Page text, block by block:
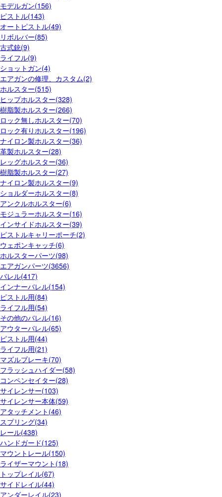
モデルガン(156)
ピストル(143)
オートピストル(49)
リボルバー(85)
古式銃(9)
ライフル(9)
ショットガン(4)
エアガンの修理、カスタム(2)
ホルスター(515)
ヒップホルスター(328)
樹脂製ホルスター(266)
ロック無しホルスター(70)
ロック有りホルスター(196)
ナイロン製ホルスター(36)
革製ホルスター(28)
レッグホルスター(36)
樹脂製ホルスター(27)
ナイロン製ホルスター(9)
ショルダーホルスター(8)
アンクルホルスター(6)
モジュラーホルスター(16)
インサイドホルスター(39)
ピストルキャリーポーチ(2)
ウェポンキャッチ(6)
ホルスターパーツ(98)
エアガンパーツ(3656)
バレル(417)
インナーバレル(154)
ピストル用(84)
ライフル用(54)
その他のバレル(16)
アウターバレル(65)
ピストル用(44)
ライフル用(21)
マズルブレーキ(70)
フラッシュハイダー(58)
コンペンセイター(28)
サイレンサー(103)
サイレンサー本体(59)
アタッチメント(46)
スプリング(34)
レール(438)
ハンドガード(125)
マウントレール(150)
ライザーマウント(18)
トップレイル(67)
サイドレイル(44)
アンダーレイル(23)